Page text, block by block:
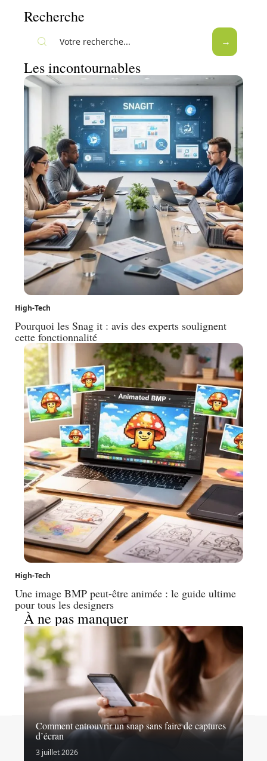
Recherche
Les incontournables
High-Tech
Pourquoi les Snag it : avis des experts soulignent
cette fonctionnalité
High-Tech
Une image BMP peut-être animée : le guide ultime
pour tous les designers
À ne pas manquer
Comment entrouvrir un snap sans faire de captures
d’écran
3 juillet 2026
Contact Mentions légales Sitemap